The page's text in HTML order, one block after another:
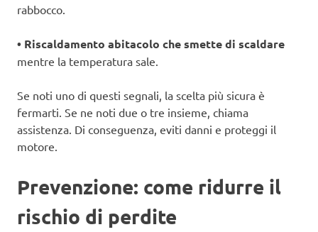
rabbocco.
• Riscaldamento abitacolo che smette di scaldare
mentre la temperatura sale.
Se noti uno di questi segnali, la scelta più sicura è
fermarti. Se ne noti due o tre insieme, chiama
assistenza. Di conseguenza, eviti danni e proteggi il
motore.
Prevenzione: come ridurre il
rischio di perdite